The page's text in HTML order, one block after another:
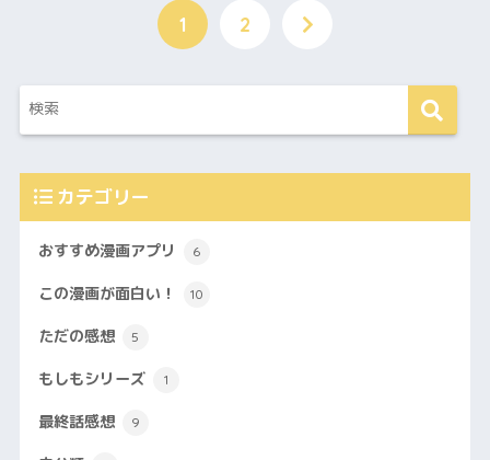
1 2
カテゴリー
おすすめ漫画アプリ 6
この漫画が面白い！ 10
ただの感想 5
もしもシリーズ 1
最終話感想 9